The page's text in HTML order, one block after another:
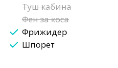
Туш кабина
Фен за коса
Фрижидер
Шпорет